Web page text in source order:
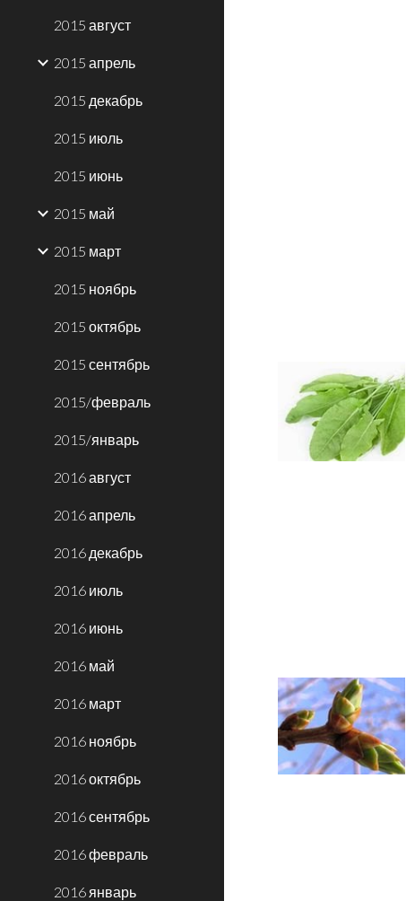
2015 август
2015 апрель
2015 декабрь
2015 июль
2015 июнь
2015 май
2015 март
2015 ноябрь
2015 октябрь
2015 сентябрь
2015/февраль
2015/январь
2016 август
2016 апрель
2016 декабрь
2016 июль
2016 июнь
2016 май
2016 март
2016 ноябрь
2016 октябрь
2016 сентябрь
2016 февраль
2016 январь